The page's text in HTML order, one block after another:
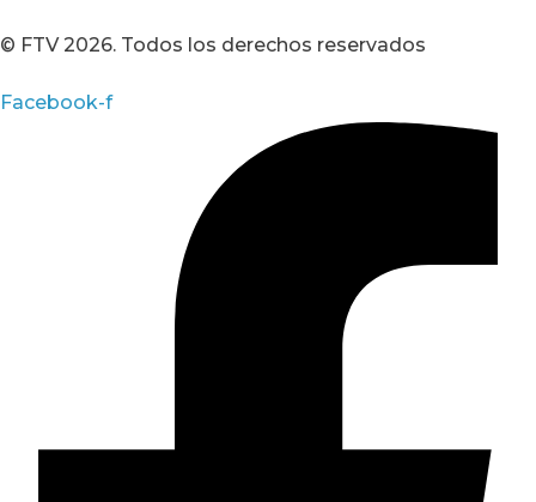
© FTV 2026. Todos los derechos reservados
Facebook-f